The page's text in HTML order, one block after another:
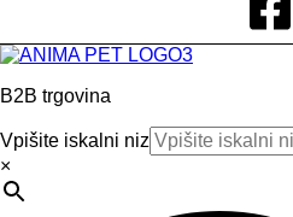
B2B trgovina
Vpišite iskalni niz
×